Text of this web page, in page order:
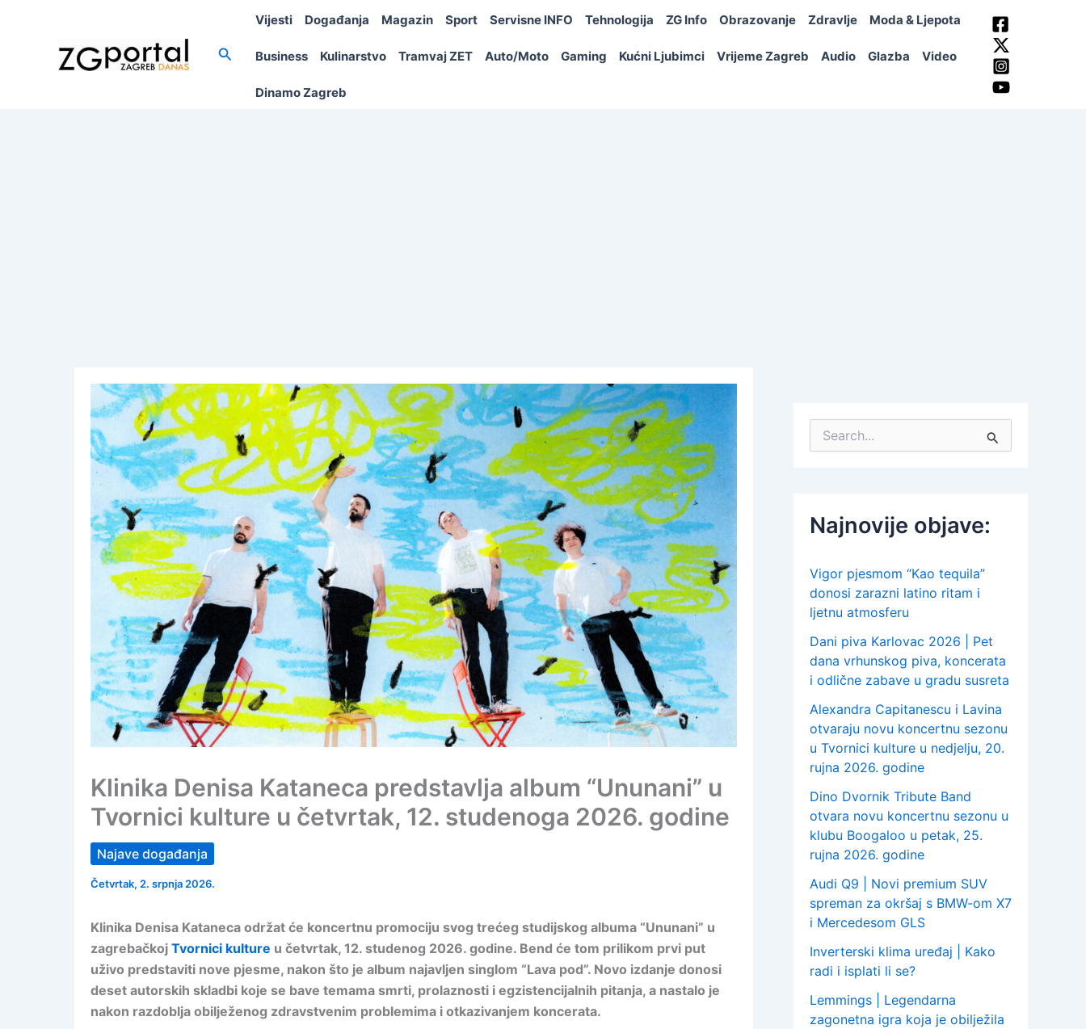
Search
Vijesti Događanja Magazin Sport Servisne INFO Tehnologija ZG Info Obrazovanje Zdravlje Moda & Ljepota
Business Kulinarstvo Tramvaj ZET Auto/Moto Gaming Kućni Ljubimci Vrijeme Zagreb Audio Glazba Video
Dinamo Zagreb
Klinika Denisa Kataneca predstavlja album “Ununani” u
Tvornici kulture u četvrtak, 12. studenoga 2026. godine
Najave događanja
Četvrtak, 2. srpnja 2026.
Klinika Denisa Kataneca održat će koncertnu promociju svog trećeg studijskog albuma “Ununani” u
zagrebačkoj Tvornici kulture u četvrtak, 12. studenog 2026. godine. Bend će tom prilikom prvi put
uživo predstaviti nove pjesme, nakon što je album najavljen singlom “Lava pod”. Novo izdanje donosi
deset autorskih skladbi koje se bave temama smrti, prolaznosti i egzistencijalnih pitanja, a nastalo je
nakon razdoblja obilježenog zdravstvenim problemima i otkazivanjem koncerata.
:
Najnovije objave:
Vigor pjesmom “Kao tequila”
donosi zarazni latino ritam i
ljetnu atmosferu
Dani piva Karlovac 2026 | Pet
dana vrhunskog piva, koncerata
i odlične zabave u gradu susreta
Alexandra Capitanescu i Lavina
otvaraju novu koncertnu sezonu
u Tvornici kulture u nedjelju, 20.
rujna 2026. godine
Dino Dvornik Tribute Band
otvara novu koncertnu sezonu u
klubu Boogaloo u petak, 25.
rujna 2026. godine
Audi Q9 | Novi premium SUV
spreman za okršaj s BMW-om X7
i Mercedesom GLS
Inverterski klima uređaj | Kako
radi i isplati li se?
Lemmings | Legendarna
zagonetna igra koja je obilježila